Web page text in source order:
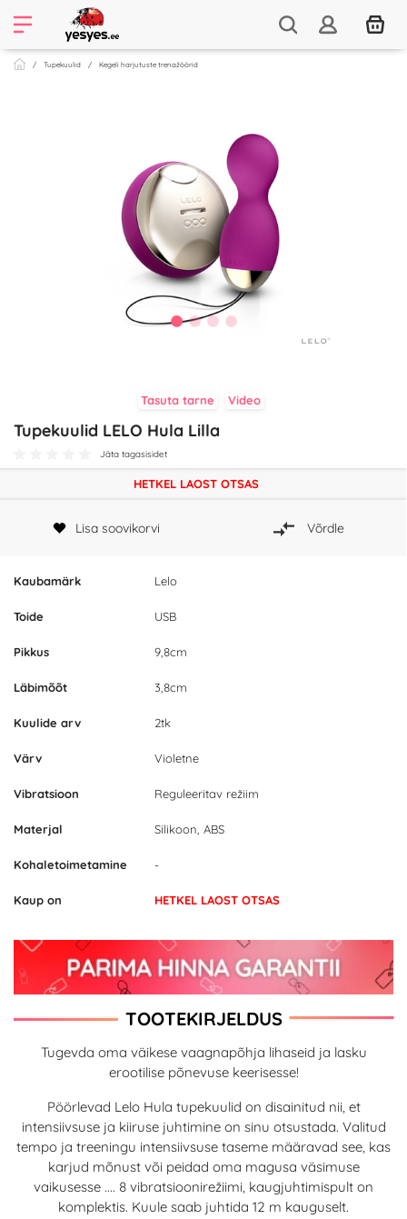
Tupekuulid Kegeli harjutuste trenažöörid
Tasuta tarne Video
Tupekuulid LELO Hula Lilla
Jäta tagasisidet
Kaubamärk Lelo
Toide USB
Pikkus 9,8cm
Läbimõõt 3,8cm
Kuulide arv 2tk
Värv Violetne
Vibratsioon Reguleeritav režiim
Materjal Silikoon, ABS
Kohaletoimetamine -
Kaup on HETKEL LAOST OTSAS
HETKEL LAOST OTSAS
Lisa soovikorvi Võrdle
TOOTEKIRJELDUS
Tugevda oma väikese vaagnapõhja lihaseid ja lasku
erootilise põnevuse keerisesse!
Pöörlevad Lelo Hula tupekuulid on disainitud nii, et
intensiivsuse ja kiiruse juhtimine on sinu otsustada. Valitud
tempo ja treeningu intensiivsuse taseme määravad see, kas
karjud mõnust või peidad oma magusa väsimuse
vaikusesse .... 8 vibratsioonirežiimi, kaugjuhtimispult on
komplektis. Kuule saab juhtida 12 m kauguselt.